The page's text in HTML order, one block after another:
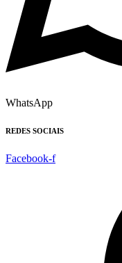
WhatsApp
REDES SOCIAIS
Facebook-f